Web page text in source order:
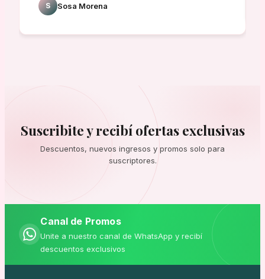
S Sosa Morena
Suscribite y recibí ofertas exclusivas
Descuentos, nuevos ingresos y promos solo para
suscriptores.
Canal de Promos
Unite a nuestro canal de WhatsApp y recibí
descuentos exclusivos